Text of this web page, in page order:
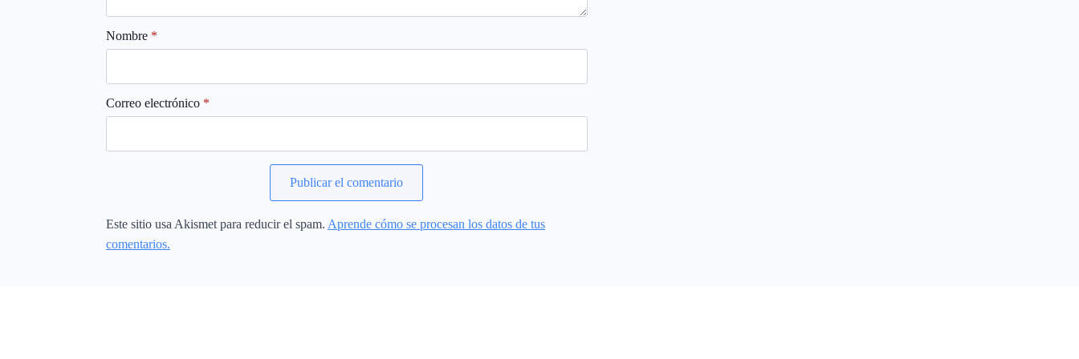
Nombre *
Correo electrónico *
Este sitio usa Akismet para reducir el spam. Aprende cómo se procesan los datos de tus
comentarios.